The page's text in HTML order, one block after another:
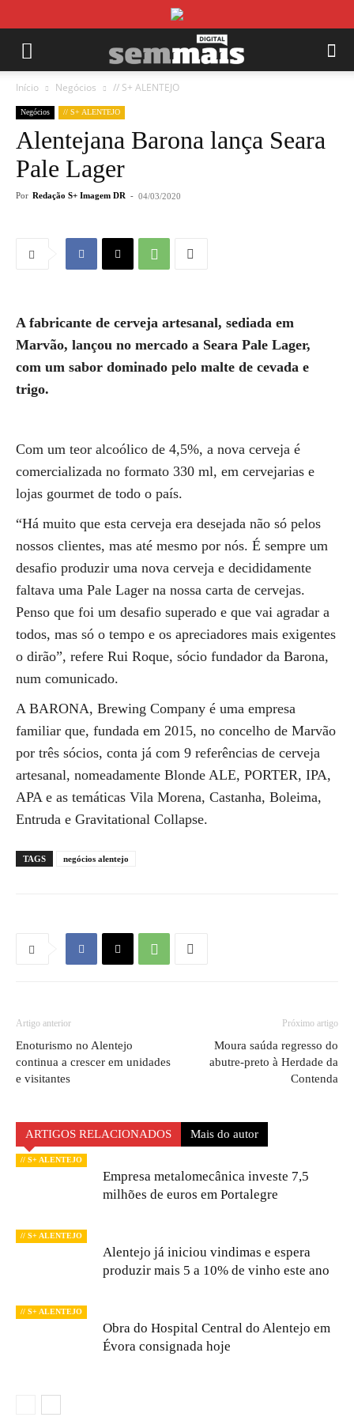
Início Negócios // S+ ALENTEJO
Negócios // S+ ALENTEJO
Alentejana Barona lança Seara
Pale Lager
Por Redação S+ Imagem DR - 04/03/2020
A fabricante de cerveja artesanal, sediada em
Marvão, lançou no mercado a Seara Pale Lager,
com um sabor dominado pelo malte de cevada e
trigo.
Com um teor alcoólico de 4,5%, a nova cerveja é
comercializada no formato 330 ml, em cervejarias e
lojas gourmet de todo o país.
“Há muito que esta cerveja era desejada não só pelos
nossos clientes, mas até mesmo por nós. É sempre um
desafio produzir uma nova cerveja e decididamente
faltava uma Pale Lager na nossa carta de cervejas.
Penso que foi um desafio superado e que vai agradar a
todos, mas só o tempo e os apreciadores mais exigentes
o dirão”, refere Rui Roque, sócio fundador da Barona,
num comunicado.
A BARONA, Brewing Company é uma empresa
familiar que, fundada em 2015, no concelho de Marvão
por três sócios, conta já com 9 referências de cerveja
artesanal, nomeadamente Blonde ALE, PORTER, IPA,
APA e as temáticas Vila Morena, Castanha, Boleima,
Entruda e Gravitational Collapse.
TAGS negócios alentejo
Artigo anterior
Enoturismo no Alentejo
continua a crescer em unidades
e visitantes
Próximo artigo
Moura saúda regresso do
abutre-preto à Herdade da
Contenda
ARTIGOS RELACIONADOS Mais do autor
// S+ ALENTEJO
Empresa metalomecânica investe 7,5
milhões de euros em Portalegre
// S+ ALENTEJO
Alentejo já iniciou vindimas e espera
produzir mais 5 a 10% de vinho este ano
// S+ ALENTEJO
Obra do Hospital Central do Alentejo em
Évora consignada hoje